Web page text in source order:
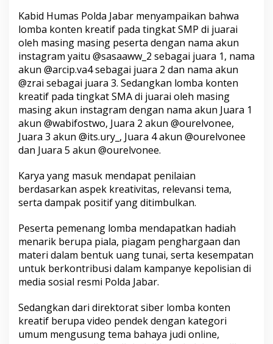
Kabid Humas Polda Jabar menyampaikan bahwa
lomba konten kreatif pada tingkat SMP di juarai
oleh masing masing peserta dengan nama akun
instagram yaitu @sasaaww_2 sebagai juara 1, nama
akun @arcip.va4 sebagai juara 2 dan nama akun
@zrai sebagai juara 3. Sedangkan lomba konten
kreatif pada tingkat SMA di juarai oleh masing
masing akun instagram dengan nama akun Juara 1
akun @wabifostwo, Juara 2 akun @ourelvonee,
Juara 3 akun @its.ury_, Juara 4 akun @ourelvonee
dan Juara 5 akun @ourelvonee.
Karya yang masuk mendapat penilaian
berdasarkan aspek kreativitas, relevansi tema,
serta dampak positif yang ditimbulkan.
Peserta pemenang lomba mendapatkan hadiah
menarik berupa piala, piagam penghargaan dan
materi dalam bentuk uang tunai, serta kesempatan
untuk berkontribusi dalam kampanye kepolisian di
media sosial resmi Polda Jabar.
Sedangkan dari direktorat siber lomba konten
kreatif berupa video pendek dengan kategori
umum mengusung tema bahaya judi online,